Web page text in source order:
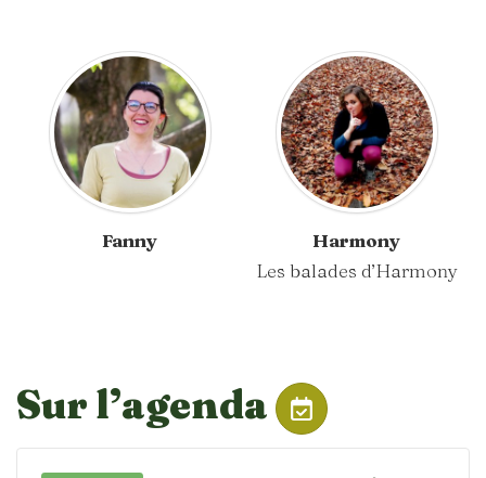
Fanny
Harmony
Les balades d’Harmony
Sur l’agenda